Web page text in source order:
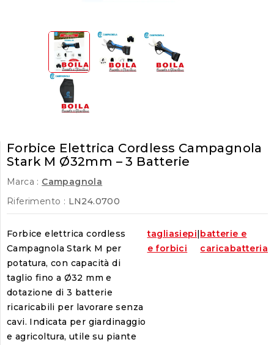
Forbice Elettrica Cordless Campagnola
Stark M Ø32mm – 3 Batterie
Marca : Campagnola
Riferimento : LN24.0700
Forbice elettrica cordless
Campagnola Stark M per
potatura, con capacità di
taglio fino a Ø32 mm e
dotazione di 3 batterie
ricaricabili per lavorare senza
cavi. Indicata per giardinaggio
e agricoltura, utile su piante
tagliasiepi
e forbici
|batterie e
caricabatteria